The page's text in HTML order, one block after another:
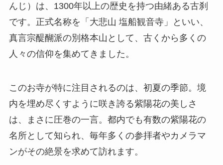
んじ）は、1300年以上の歴史を持つ由緒ある古刹
です。正式名称を「大悲山 塩船観音寺」といい、
真言宗醍醐派の別格本山として、古くから多くの
人々の信仰を集めてきました。
このお寺が特に注目されるのは、初夏の季節。境
内を埋め尽くすように咲き誇る紫陽花の美しさ
は、まさに圧巻の一言。都内でも有数の紫陽花の
名所として知られ、毎年多くの参拝者やカメラマ
ンがその絶景を求めて訪れます。